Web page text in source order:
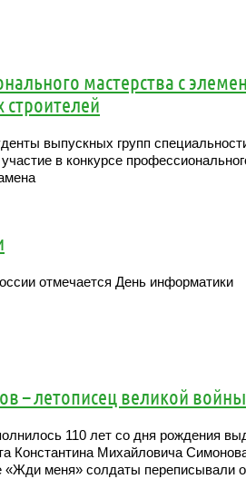
мастерства с
строителей
выпускных групп
в конкурсе
отмечается День информатики
– летописец великой войны
110 лет со дня рождения
Константина Михайловича
«Жди меня» солдаты переписывали